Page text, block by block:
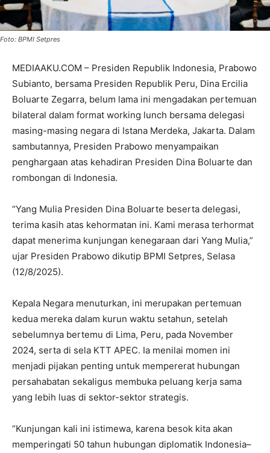
Foto: BPMI Setpres
MEDIAAKU.COM – Presiden Republik Indonesia, Prabowo
Subianto, bersama Presiden Republik Peru, Dina Ercilia
Boluarte Zegarra, belum lama ini mengadakan pertemuan
bilateral dalam format working lunch bersama delegasi
masing-masing negara di Istana Merdeka, Jakarta. Dalam
sambutannya, Presiden Prabowo menyampaikan
penghargaan atas kehadiran Presiden Dina Boluarte dan
rombongan di Indonesia.
“Yang Mulia Presiden Dina Boluarte beserta delegasi,
terima kasih atas kehormatan ini. Kami merasa terhormat
dapat menerima kunjungan kenegaraan dari Yang Mulia,”
ujar Presiden Prabowo dikutip BPMI Setpres, Selasa
(12/8/2025).
Kepala Negara menuturkan, ini merupakan pertemuan
kedua mereka dalam kurun waktu setahun, setelah
sebelumnya bertemu di Lima, Peru, pada November
2024, serta di sela KTT APEC. Ia menilai momen ini
menjadi pijakan penting untuk mempererat hubungan
persahabatan sekaligus membuka peluang kerja sama
yang lebih luas di sektor-sektor strategis.
“Kunjungan kali ini istimewa, karena besok kita akan
memperingati 50 tahun hubungan diplomatik Indonesia–